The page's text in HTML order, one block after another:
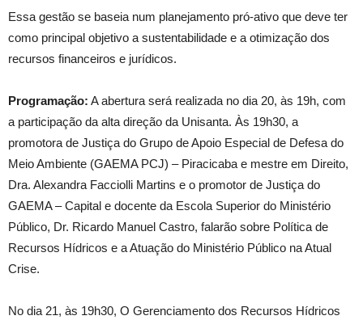
Essa gestão se baseia num planejamento pró-ativo que deve ter
como principal objetivo a sustentabilidade e a otimização dos
recursos financeiros e jurídicos.
Programação: A abertura será realizada no dia 20, às 19h, com
a participação da alta direção da Unisanta. Às 19h30, a
promotora de Justiça do Grupo de Apoio Especial de Defesa do
Meio Ambiente (GAEMA PCJ) – Piracicaba e mestre em Direito,
Dra. Alexandra Facciolli Martins e o promotor de Justiça do
GAEMA – Capital e docente da Escola Superior do Ministério
Público, Dr. Ricardo Manuel Castro, falarão sobre Política de
Recursos Hídricos e a Atuação do Ministério Público na Atual
Crise.
No dia 21, às 19h30, O Gerenciamento dos Recursos Hídricos